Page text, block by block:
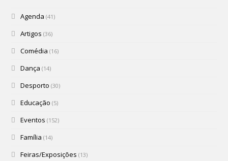
Agenda (41)
Artigos (36)
Comédia (16)
Dança (14)
Desporto (30)
Educação (5)
Eventos (152)
Família (14)
Feiras/Exposições (13)